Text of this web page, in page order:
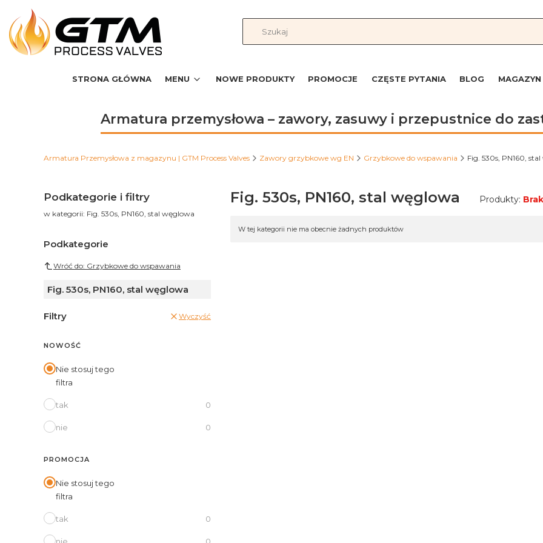
STRONA GŁÓWNA MENU NOWE PRODUKTY PROMOCJE CZĘSTE PYTANIA BLOG
Armatura przemysłowa – zawory, zasuwy i przepustnice do
Armatura Przemysłowa z magazynu | GTM Process Valves Zawory grzybkowe wg EN Grzybkowe do wspawania Fig. 530s, PN160,
Podkategorie i filtry
w kategorii: Fig. 530s, PN160, stal węglowa
Podkategorie
Wróć do: Grzybkowe do wspawania
Fig. 530s, PN160, stal węglowa
Filtry Wyczyść
NOWOŚĆ
Nie stosuj tego
filtra
tak 0
nie 0
PROMOCJA
Nie stosuj tego
filtra
tak 0
Fig. 530s, PN160, stal węglowa Produkty: Brak
Lista produktów
W tej kategorii nie ma obecnie żadnych produktów